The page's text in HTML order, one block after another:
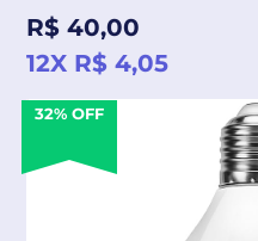
Preço
normal
R$ 40,00
12X R$ 4,05
32% OFF